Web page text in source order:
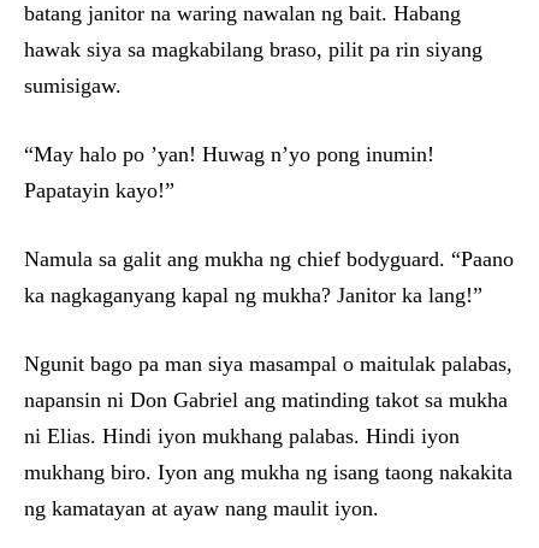
batang janitor na waring nawalan ng bait. Habang
hawak siya sa magkabilang braso, pilit pa rin siyang
sumisigaw.
“May halo po ’yan! Huwag n’yo pong inumin!
Papatayin kayo!”
Namula sa galit ang mukha ng chief bodyguard. “Paano
ka nagkaganyang kapal ng mukha? Janitor ka lang!”
Ngunit bago pa man siya masampal o maitulak palabas,
napansin ni Don Gabriel ang matinding takot sa mukha
ni Elias. Hindi iyon mukhang palabas. Hindi iyon
mukhang biro. Iyon ang mukha ng isang taong nakakita
ng kamatayan at ayaw nang maulit iyon.